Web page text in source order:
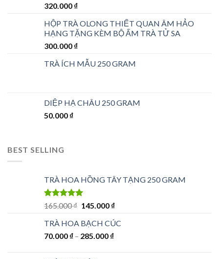
320.000 ₫
HỘP TRÀ OLONG THIẾT QUAN ÂM HẢO
HẠNG TẶNG KÈM BỘ ẤM TRÀ TỬ SA
300.000 ₫
TRÀ ÍCH MẪU 250 GRAM
DIỆP HẠ CHÂU 250 GRAM
50.000 ₫
BEST SELLING
TRÀ HOA HỒNG TÂY TẠNG 250 GRAM
Được xếp
sao
165.000₫ Giá
là:
165.000 ₫.
145.000 ₫Giá
tại
TRÀ HOA BẠCH CÚC
70.000 ₫ – 285.000 ₫